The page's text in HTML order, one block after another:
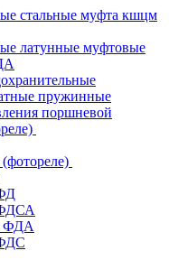
стальные муфта кшцм
латунные муфтовые
пружинные
поршневой
ФДА